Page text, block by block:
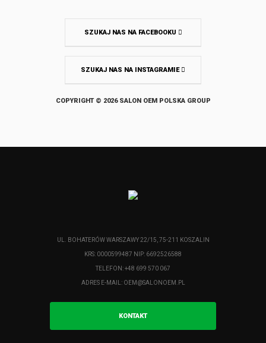
SZUKAJ NAS NA FACEBOOKU
SZUKAJ NAS NA INSTAGRAMIE
COPYRIGHT © 2026 SALON OEM POLSKA GROUP
UL. BOHATERÓW WARSZAWY 22/15, 75-211 KOSZALIN
KRS: 0000599487 NIP: 6692526588
TELEFON: +48 699 570 067
ADRES E-MAIL: OEM@SALONOEM.PL
KONTAKT